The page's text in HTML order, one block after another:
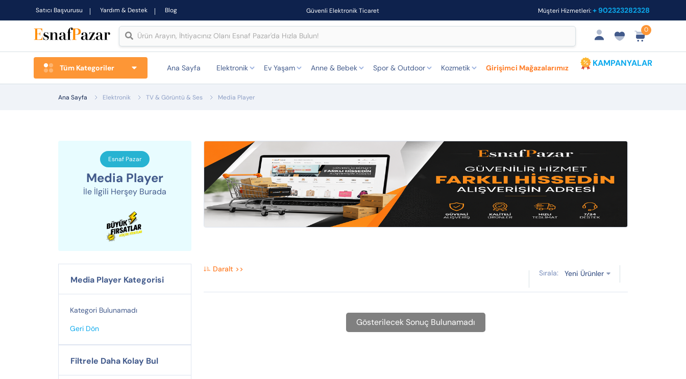
Satıcı Başvurusu Yardım & Destek Blog Güvenli Elektronik Ticaret Müşteri Hizmetleri: + 902323282328
0
Tüm Kategoriler Ana Sayfa Elektronik Ev Yaşam Anne & Bebek Spor & Outdoor Kozmetik Girişimci Mağazalarımız KAMPANYALAR
Ana Sayfa Elektronik TV & Görüntü & Ses Media Player
Esnaf Pazar
Media Player
İle İlgili Herşey Burada
Daralt >> Sırala: Yeni Ürünler
Gösterilecek Sonuç Bulunamadı
Media Player Kategorisi
Kategori Bulunamadı
Geri Dön
Filtrele Daha Kolay Bul